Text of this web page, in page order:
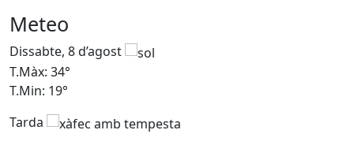
Meteo
Dissabte, 8 d’agost
T.Màx: 34°
T.Min: 19°
Tarda